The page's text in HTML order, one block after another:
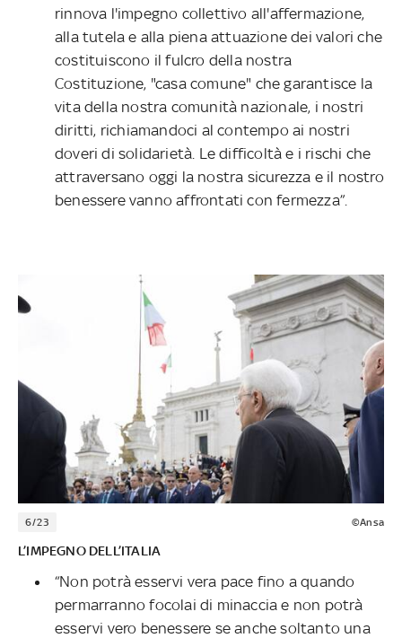
rinnova l'impegno collettivo all'affermazione,
alla tutela e alla piena attuazione dei valori che
costituiscono il fulcro della nostra
Costituzione, "casa comune" che garantisce la
vita della nostra comunità nazionale, i nostri
diritti, richiamandoci al contempo ai nostri
doveri di solidarietà. Le difficoltà e i rischi che
attraversano oggi la nostra sicurezza e il nostro
benessere vanno affrontati con fermezza”.
6/23 ©Ansa
L’IMPEGNO DELL’ITALIA
“Non potrà esservi vera pace fino a quando
permarranno focolai di minaccia e non potrà
esservi vero benessere se anche soltanto una